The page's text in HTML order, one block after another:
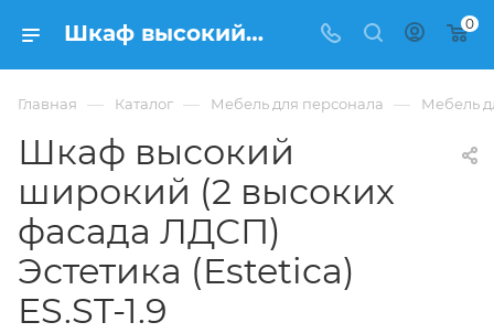
Шкаф высокий широкий (2 высоких фасада ЛДСП) Эстетика (Estetica) ES.ST-1.9 купить в Москве, цена 23 787 ₽. - интернет-магазин ФРАНКОМ 0
Главная — Каталог — Мебель для персонала — Мебель
Шкаф высокий
широкий (2 высоких
фасада ЛДСП)
Эстетика (Estetica)
ES.ST-1.9